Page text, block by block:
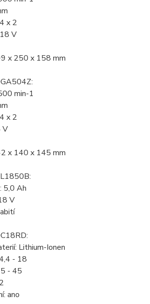
x 2
V
x 250 x 158 mm
min-1
x 2
V
x 140 x 145 mm
5,0 Ah
V
Lithium-Ionen
- 18
- 45
ano